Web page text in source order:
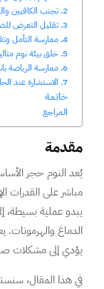
2. تجنب الكافيين والمنبهات في المساء
3. تقليل التعرض للضوء الأزرق
4. ممارسة التأمل وتقنيات الاسترخاء
5. خلق بيئة نوم مثالية
6. ممارسة الرياضة بانتظام
7. الاستشارة عند الحاجة
خاتمة
المراجع
مقدمة
يُعد النوم حجر
مباشر على القدرات
يبدو عملية بسيطة،
الدماغ
يؤدي إلى مشكلات
في هذا المقال،